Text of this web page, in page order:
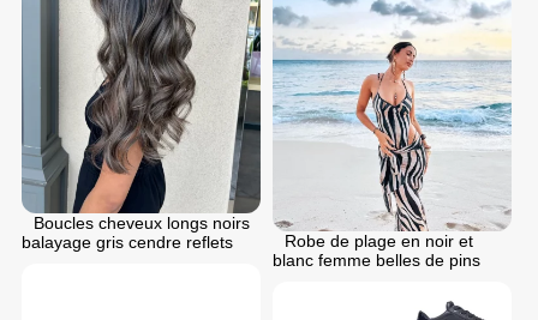
Boucles cheveux longs noirs
balayage gris cendre reflets
Robe de plage en noir et
blanc femme belles de pins